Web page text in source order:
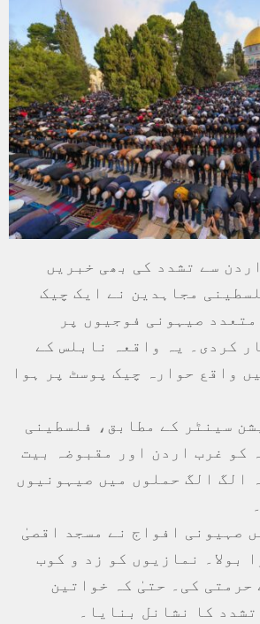
سے تشدد کی بھی خبریں
مجاہدین نے ایک چیک
صیہونی فوجیوں پر
کردی۔ یہ واقعہ نابلس کے
واقع حوارہ چیک پوسٹ پر ہوا
سینٹر کے مطابق، فلسطینی
کو غرب اردن اور مقبوضہ بیت
الگ الگ حملوں میں صیہونیوں
صہیونی افواج نے مسجد اقصیٰ
بولا۔ نمازیوں کو زد و کوب
حرمتی کی۔ حتیٰ کہ خواتین
کا نشانل بنایا۔